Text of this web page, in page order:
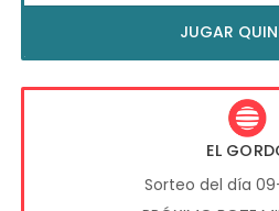
JUGAR
EL
Sorteo del día